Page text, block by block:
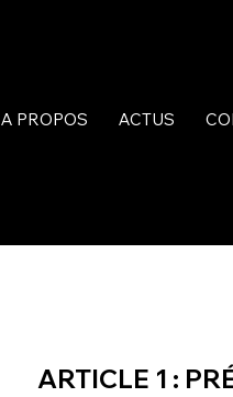
A PROPOS ACTUS
ARTICLE 1 :